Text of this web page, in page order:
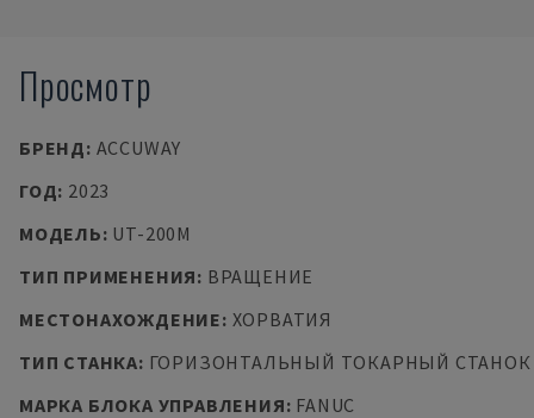
Просмотр
БРЕНД: ACCUWAY
ГОД: 2023
МОДЕЛЬ: UT-200M
ТИП ПРИМЕНЕНИЯ: ВРАЩЕНИЕ
МЕСТОНАХОЖДЕНИЕ: ХОРВАТИЯ
ТИП СТАНКА: ГОРИЗОНТАЛЬНЫЙ ТОКАРНЫЙ СТАНОК
МАРКА БЛОКА УПРАВЛЕНИЯ: FANUC